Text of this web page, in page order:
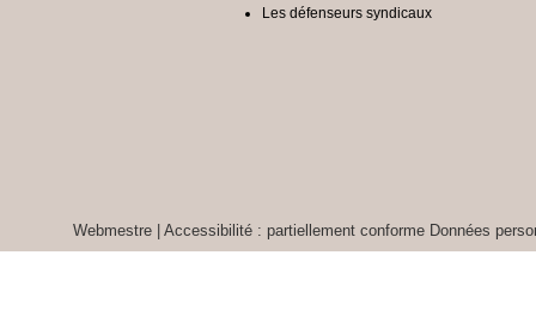
Les défenseurs syndicaux
Webmestre| Accessibilité : partiellement conforme Données